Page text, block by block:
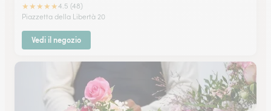
★★★★★4.5 (48)
Piazzetta della Libertà 20
Vedi il negozio